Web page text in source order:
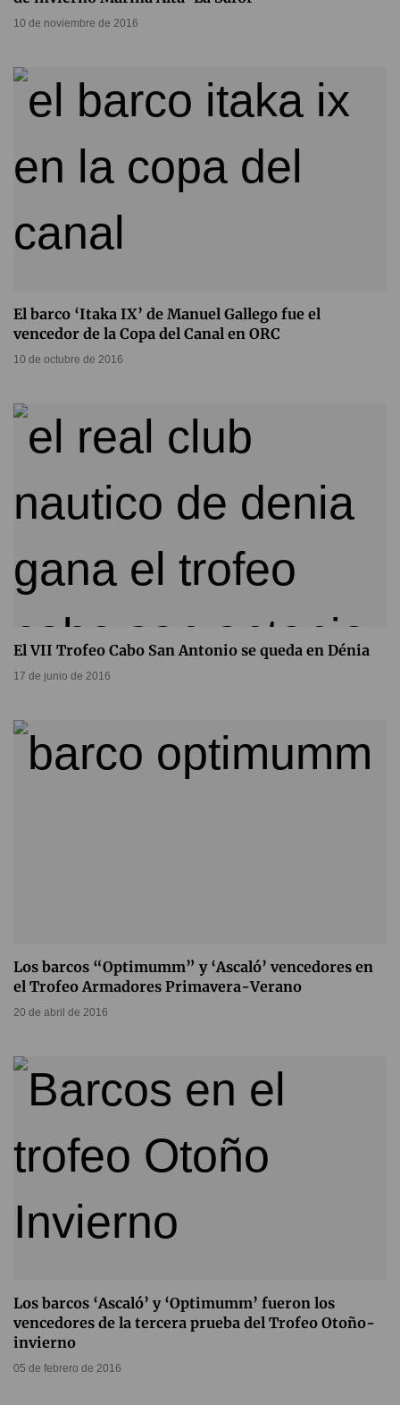
10 de noviembre de 2016
El barco ‘Itaka IX’ de Manuel Gallego fue el
vencedor de la Copa del Canal en ORC
10 de octubre de 2016
El VII Trofeo Cabo San Antonio se queda en Dénia
17 de junio de 2016
Los barcos “Optimumm” y ‘Ascaló’ vencedores en
el Trofeo Armadores Primavera-Verano
20 de abril de 2016
Los barcos ‘Ascaló’ y ‘Optimumm’ fueron los
vencedores de la tercera prueba del Trofeo Otoño-
invierno
05 de febrero de 2016